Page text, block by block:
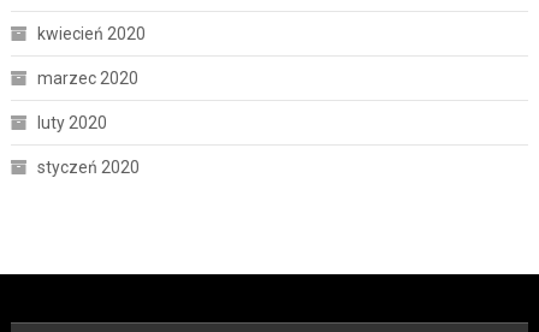
kwiecień 2020
marzec 2020
luty 2020
styczeń 2020